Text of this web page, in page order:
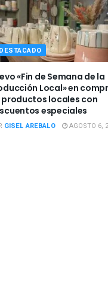
DESTACADO
«Fin de Semana de la
Local» en
productos locales con
especiales
GISEL AREBALO AGOSTO 6,